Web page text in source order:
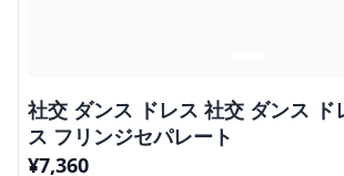
社交 ダンス ドレス 社交 ダンス ド
ス フリンジセパレート
¥7,360